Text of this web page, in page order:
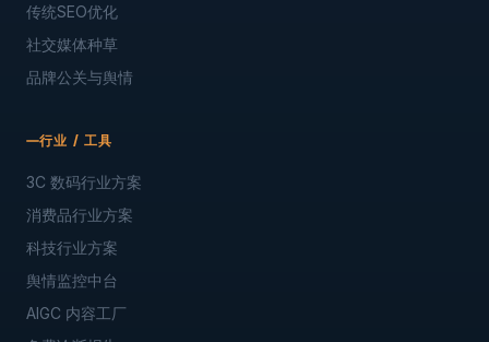
传统SEO优化
社交媒体种草
品牌公关与舆情
行业 / 工具
3C 数码行业方案
消费品行业方案
科技行业方案
舆情监控中台
AIGC 内容工厂